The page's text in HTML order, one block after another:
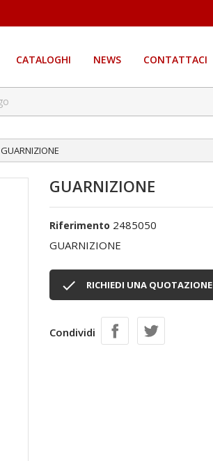
CATALOGHI NEWS CONTATTACI
GUARNIZIONE
GUARNIZIONE
Riferimento 2485050
GUARNIZIONE
 RICHIEDI UNA QUOTAZIONE
Condividi